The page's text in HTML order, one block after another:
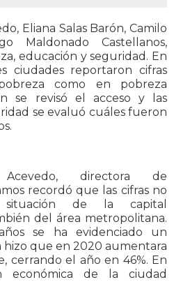
Eliana Salas Barón, Camilo
Maldonado Castellanos,
educación y seguridad. En
ciudades reportaron cifras
como en pobreza
se revisó el acceso y las
se evaluó cuáles fueron
directora de
recordó que las cifras no
de la capital
del área metropolitana.
se ha evidenciado un
que en 2020 aumentara
cerrando el año en 46%. En
económica de la ciudad